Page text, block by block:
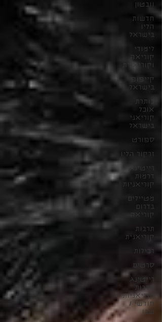
וובטון
חדשות
הליו
בישראל
לימודי
קוריאה
וקוריאנית
קייפופ
בישראל
כותרת
אוכל
קוריאני
בישראל
ספורט
זרקור הליו
רייטינג
דרמות
קוריאניות
מטיילים
בדרום
קוריאה
תרבות
קוריאנית
רכילות
סרטים
רייטינג
סדרות
קוריאניות
חודשי /
שבו